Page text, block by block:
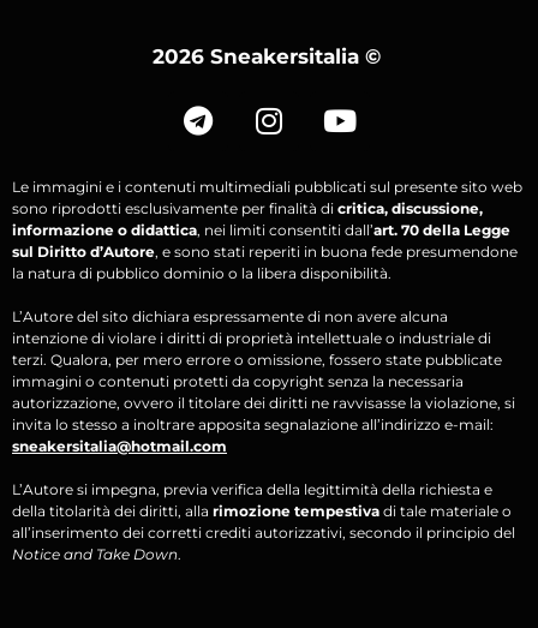
2026 Sneakersitalia ©
Le immagini e i contenuti multimediali pubblicati sul presente sito web
sono riprodotti esclusivamente per finalità di critica, discussione,
informazione o didattica, nei limiti consentiti dall’art. 70 della Legge
sul Diritto d’Autore, e sono stati reperiti in buona fede presumendone
la natura di pubblico dominio o la libera disponibilità.
L’Autore del sito dichiara espressamente di non avere alcuna
intenzione di violare i diritti di proprietà intellettuale o industriale di
terzi. Qualora, per mero errore o omissione, fossero state pubblicate
immagini o contenuti protetti da copyright senza la necessaria
autorizzazione, ovvero il titolare dei diritti ne ravvisasse la violazione, si
invita lo stesso a inoltrare apposita segnalazione all’indirizzo e-mail:
sneakersitalia@hotmail.com
L’Autore si impegna, previa verifica della legittimità della richiesta e
della titolarità dei diritti, alla rimozione tempestiva di tale materiale o
all’inserimento dei corretti crediti autorizzativi, secondo il principio del
Notice and Take Down.